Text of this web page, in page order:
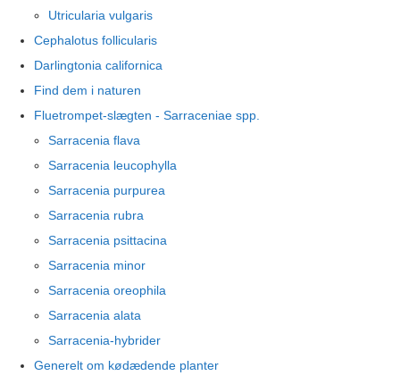
Utricularia vulgaris
Cephalotus follicularis
Darlingtonia californica
Find dem i naturen
Fluetrompet-slægten - Sarraceniae spp.
Sarracenia flava
Sarracenia leucophylla
Sarracenia purpurea
Sarracenia rubra
Sarracenia psittacina
Sarracenia minor
Sarracenia oreophila
Sarracenia alata
Sarracenia-hybrider
Generelt om kødædende planter